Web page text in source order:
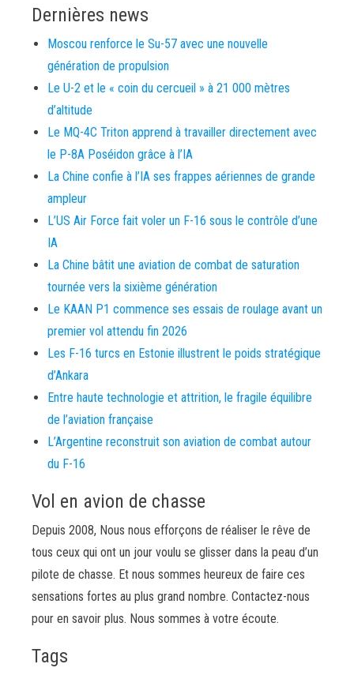
Dernières news
Moscou renforce le Su-57 avec une nouvelle
génération de propulsion
Le U-2 et le « coin du cercueil » à 21 000 mètres
d’altitude
Le MQ-4C Triton apprend à travailler directement avec
le P-8A Poséidon grâce à l’IA
La Chine confie à l’IA ses frappes aériennes de grande
ampleur
L’US Air Force fait voler un F-16 sous le contrôle d’une
IA
La Chine bâtit une aviation de combat de saturation
tournée vers la sixième génération
Le KAAN P1 commence ses essais de roulage avant un
premier vol attendu fin 2026
Les F-16 turcs en Estonie illustrent le poids stratégique
d’Ankara
Entre haute technologie et attrition, le fragile équilibre
de l’aviation française
L’Argentine reconstruit son aviation de combat autour
du F-16
Vol en avion de chasse
Depuis 2008, Nous nous efforçons de réaliser le rêve de
tous ceux qui ont un jour voulu se glisser dans la peau d’un
pilote de chasse. Et nous sommes heureux de faire ces
sensations fortes au plus grand nombre. Contactez-nous
pour en savoir plus. Nous sommes à votre écoute.
Tags